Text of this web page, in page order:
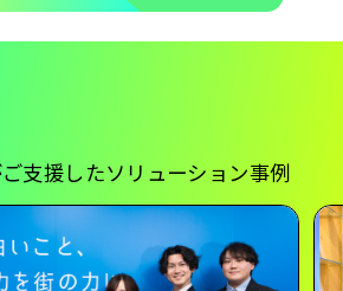
支援したソリューション事例